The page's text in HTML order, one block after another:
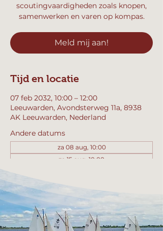
scoutingvaardigheden zoals knopen,
samenwerken en varen op kompas.
Meld mij aan!
Tijd en locatie
07 feb 2032, 10:00 – 12:00
Leeuwarden, Avondsterweg 11a, 8938
AK Leeuwarden, Nederland
Andere datums
za 08 aug, 10:00
za 15 aug, 10:00
Bekijk alle 358 datums
Meld mij aan!